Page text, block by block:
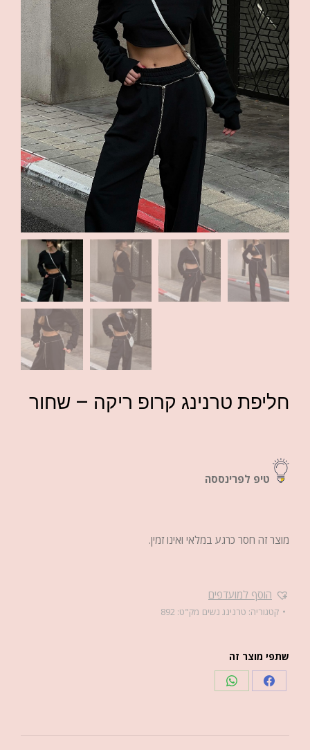
חליפת טרנינג קרופ ריקה – שחור
טיפ לפרינססה
מוצר זה חסר כרגע במלאי ואינו זמין.
הוסף למועדפים
קטגוריה: טרנינג נשים מק"ט: 892
שתפי מוצר זה